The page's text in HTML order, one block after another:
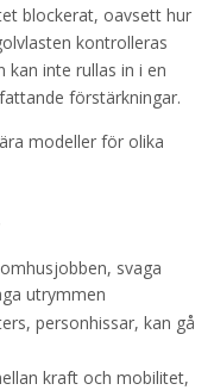
blockerat, oavsett hur
kontrolleras
kan inte rullas in i en
förstärkningar.
modeller för olika
svaga
utrymmen
personhissar, kan gå
kraft och mobilitet,